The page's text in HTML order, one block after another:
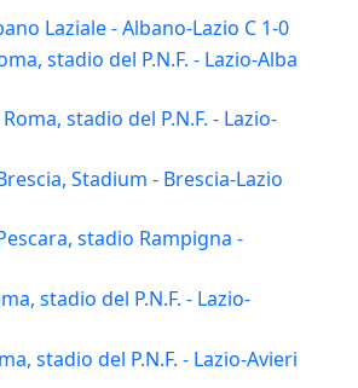
Laziale - Albano-Lazio C 1-0
stadio del P.N.F. - Lazio-Alba
stadio del P.N.F. - Lazio-
Stadium - Brescia-Lazio
stadio Rampigna -
stadio del P.N.F. - Lazio-
stadio del P.N.F. - Lazio-Avieri